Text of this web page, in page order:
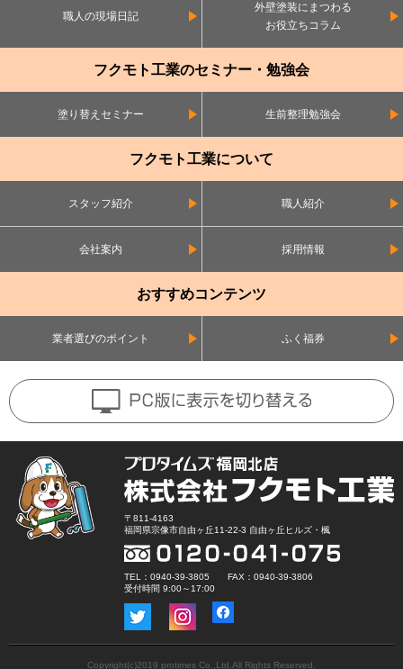
職人の現場日記
外壁塗装にまつわる
お役立ちコラム
フクモト工業のセミナー・勉強会
塗り替えセミナー 生前整理勉強会
フクモト工業について
スタッフ紹介 職人紹介
会社案内 採用情報
おすすめコンテンツ
業者選びのポイント ふく福券
〒811-4163
福岡県宗像市自由ヶ丘11-22-3 自由ヶ丘ヒルズ・楓
TEL：0940-39-3805 FAX：0940-39-3806
受付時間 9:00～17:00
Copyright(c)2019 protimes Co.,Ltd.All Rights Reserved.